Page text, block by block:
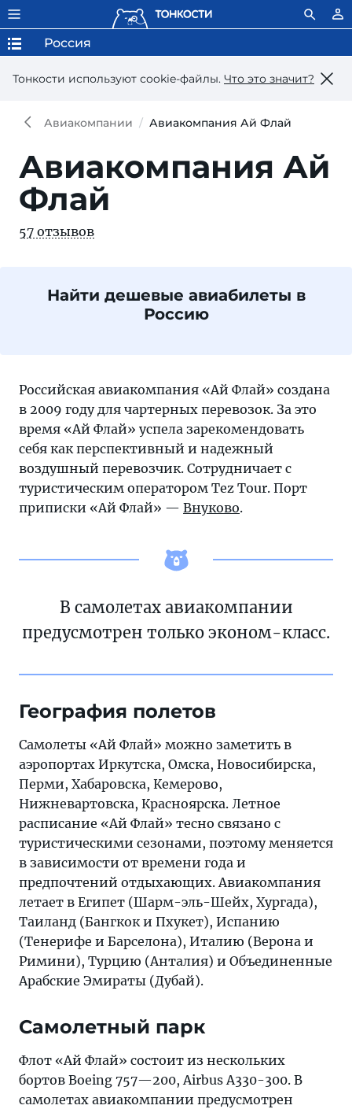
Тонкости используют сookie-файлы. Что это значит?
Россия
Авиакомпании Авиакомпания Ай Флай
Авиакомпания Ай
Флай
57 отзывов
Найти дешевые авиабилеты в
Россию
Российская авиакомпания «Ай Флай» создана
в 2009 году для чартерных перевозок. За это
время «Ай Флай» успела зарекомендовать
себя как перспективный и надежный
воздушный перевозчик. Сотрудничает с
туристическим оператором Tez Tour. Порт
приписки «Ай Флай» — Внуково.
В самолетах авиакомпании
предусмотрен только эконом-класс.
География полетов
Самолеты «Ай Флай» можно заметить в
аэропортах Иркутска, Омска, Новосибирска,
Перми, Хабаровска, Кемерово,
Нижневартовска, Красноярска. Летное
расписание «Ай Флай» тесно связано с
туристическими сезонами, поэтому меняется
в зависимости от времени года и
предпочтений отдыхающих. Авиакомпания
летает в Египет (Шарм-эль-Шейх, Хургада),
Таиланд (Бангкок и Пхукет), Испанию
(Тенерифе и Барселона), Италию (Верона и
Римини), Турцию (Анталия) и Объединенные
Арабские Эмираты (Дубай).
Самолетный парк
Флот «Ай Флай» состоит из нескольких
бортов Boeing 757—200, Airbus A330-300. В
самолетах авиакомпании предусмотрен